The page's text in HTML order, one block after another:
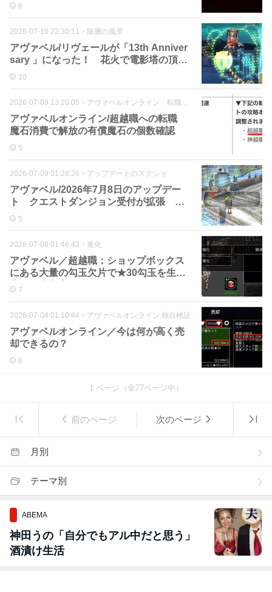
6
2026-07-10 22:30:11 ・ 階層の風景
アヴァベル/リヴェールが「13th Anniver
sary 」になった！ 花火で電影塔の頂上
へ 10
2026-07-09 13:20:05 ・ アヴァベルオンライン 転職・スキル関連
アヴァベルオンライン/超越職への転職
魔石消費で解放の有償魔石の個数確認
5
2026-07-09 01:28:26 ・ アップデートのスクショ
アヴァベル/2026年7月8日のアップデー
ト クエストダンジョン受付が拡張 な
ど5
2026-07-08 01:46:43 ・ 進化
アヴァベル／超越職：ショップボックス
にある大量の勾玉欠片で★30勾玉を生
産。 注意点など
7
2026-07-04 01:10:44 ・ アヴァベルオンライン 独自検証
アヴァベルオンライン／今は何が高く売
却できるの？
6
1ページ（全77ページ中）
前のページ 次のページ
月別
テーマ別
ABEMA
神田うの「自分でもアル中だと思う」
酒漬け生活